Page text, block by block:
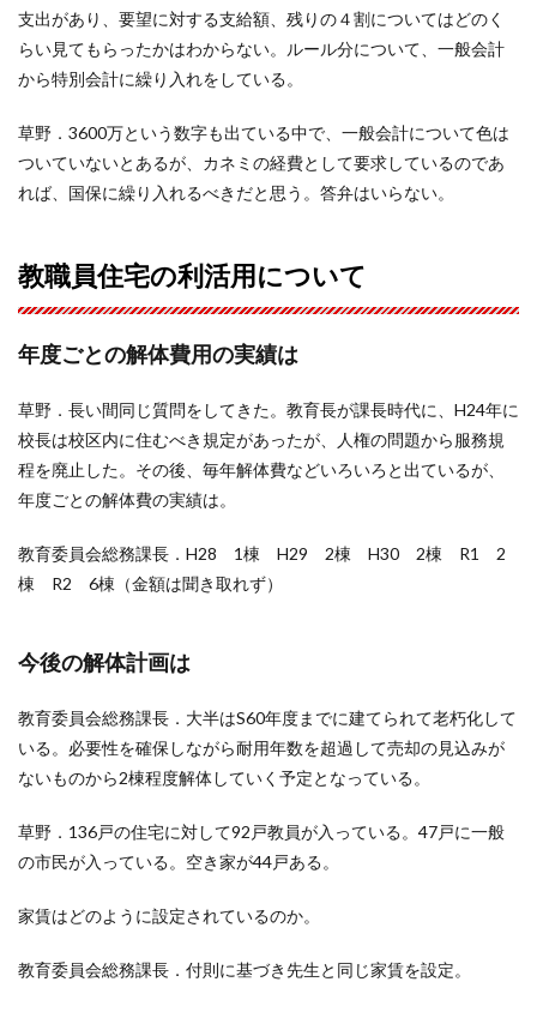
支出があり、要望に対する支給額、残りの４割についてはどのく
らい見てもらったかはわからない。ルール分について、一般会計
から特別会計に繰り入れをしている。
草野．3600万という数字も出ている中で、一般会計について色は
ついていないとあるが、カネミの経費として要求しているのであ
れば、国保に繰り入れるべきだと思う。答弁はいらない。
教職員住宅の利活用について
年度ごとの解体費用の実績は
草野．長い間同じ質問をしてきた。教育長が課長時代に、H24年に
校長は校区内に住むべき規定があったが、人権の問題から服務規
程を廃止した。その後、毎年解体費などいろいろと出ているが、
年度ごとの解体費の実績は。
教育委員会総務課長．H28 1棟 H29 2棟 H30 2棟 R1 2
棟 R2 6棟（金額は聞き取れず）
今後の解体計画は
教育委員会総務課長．大半はS60年度までに建てられて老朽化して
いる。必要性を確保しながら耐用年数を超過して売却の見込みが
ないものから2棟程度解体していく予定となっている。
草野．136戸の住宅に対して92戸教員が入っている。47戸に一般
の市民が入っている。空き家が44戸ある。
家賃はどのように設定されているのか。
教育委員会総務課長．付則に基づき先生と同じ家賃を設定。